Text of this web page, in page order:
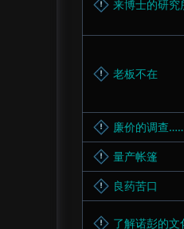
来博士的研究
老板不在
廉价的调查
量产帐篷
良药苦口
了解诺彭的文